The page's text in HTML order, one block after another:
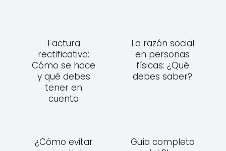
Factura
rectificativa:
Cómo se hace
y qué debes
tener en
cuenta
La razón social
en personas
físicas: ¿Qué
debes saber?
¿Cómo evitar
Guía completa